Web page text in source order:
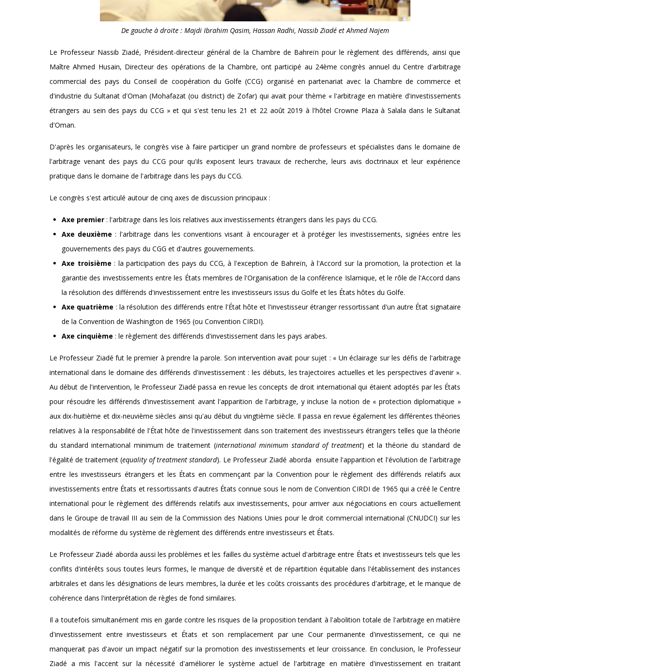
De gauche à droite : Majdi Ibrahim Qasim, Hassan Radhi, Nassib Ziadé et Ahmed Najem
Le Professeur Nassib Ziadé, Président-directeur général de la Chambre de Bahreïn pour le règlement des différends, ainsi que
Maître Ahmed Husain, Directeur des opérations de la Chambre, ont participé au 24ème congrès annuel du Centre d'arbitrage
commercial des pays du Conseil de coopération du Golfe (CCG) organisé en partenariat avec la Chambre de commerce et
d'industrie du Sultanat d'Oman (Mohafazat (ou district) de Zofar) qui avait pour thème « l'arbitrage en matière d'investissements
étrangers au sein des pays du CCG » et qui s'est tenu les 21 et 22 août 2019 à l'hôtel Crowne Plaza à Salala dans le Sultanat
d'Oman.
D'après les organisateurs, le congrès vise à faire participer un grand nombre de professeurs et spécialistes dans le domaine de
l'arbitrage venant des pays du CCG pour qu'ils exposent leurs travaux de recherche, leurs avis doctrinaux et leur expérience
pratique dans le domaine de l'arbitrage dans les pays du CCG.
Le congrès s'est articulé autour de cinq axes de discussion principaux :
Axe premier : l'arbitrage dans les lois relatives aux investissements étrangers dans les pays du CCG.
Axe deuxième : l'arbitrage dans les conventions visant à encourager et à protéger les investissements, signées entre les
gouvernements des pays du CGG et d'autres gouvernements.
Axe troisième : la participation des pays du CCG, à l'exception de Bahreïn, à l'Accord sur la promotion, la protection et la
garantie des investissements entre les États membres de l'Organisation de la conférence Islamique, et le rôle de l'Accord dans
la résolution des différends d'investissement entre les investisseurs issus du Golfe et les États hôtes du Golfe.
Axe quatrième : la résolution des différends entre l'État hôte et l'investisseur étranger ressortissant d'un autre État signataire
de la Convention de Washington de 1965 (ou Convention CIRDI).
Axe cinquième : le règlement des différends d'investissement dans les pays arabes.
Le Professeur Ziadé fut le premier à prendre la parole. Son intervention avait pour sujet : « Un éclairage sur les défis de l'arbitrage
international dans le domaine des différends d'investissement : les débuts, les trajectoires actuelles et les perspectives d'avenir ».
Au début de l'intervention, le Professeur Ziadé passa en revue les concepts de droit international qui étaient adoptés par les États
pour résoudre les différends d'investissement avant l'apparition de l'arbitrage, y incluse la notion de « protection diplomatique »
aux dix-huitième et dix-neuvième siècles ainsi qu'au début du vingtième siècle. Il passa en revue également les différentes théories
relatives à la responsabilité de l'État hôte de l'investissement dans son traitement des investisseurs étrangers telles que la théorie
du standard international minimum de traitement (international minimum standard of treatment) et la théorie du standard de
l'égalité de traitement (equality of treatment standard). Le Professeur Ziadé aborda ensuite l'apparition et l'évolution de l'arbitrage
entre les investisseurs étrangers et les États en commençant par la Convention pour le règlement des différends relatifs aux
investissements entre États et ressortissants d'autres États connue sous le nom de Convention CIRDI de 1965 qui a créé le Centre
international pour le règlement des différends relatifs aux investissements, pour arriver aux négociations en cours actuellement
dans le Groupe de travail III au sein de la Commission des Nations Unies pour le droit commercial international (CNUDCI) sur les
modalités de réforme du système de règlement des différends entre investisseurs et États.
Le Professeur Ziadé aborda aussi les problèmes et les failles du système actuel d'arbitrage entre États et investisseurs tels que les
conflits d'intérêts sous toutes leurs formes, le manque de diversité et de répartition équitable dans l'établissement des instances
arbitrales et dans les désignations de leurs membres, la durée et les coûts croissants des procédures d'arbitrage, et le manque de
cohérence dans l'interprétation de règles de fond similaires.
Il a toutefois simultanément mis en garde contre les risques de la proposition tendant à l'abolition totale de l'arbitrage en matière
d'investissement entre investisseurs et États et son remplacement par une Cour permanente d'investissement, ce qui ne
manquerait pas d'avoir un impact négatif sur la promotion des investissements et leur croissance. En conclusion, le Professeur
Ziadé a mis l'accent sur la nécessité d'améliorer le système actuel de l'arbitrage en matière d'investissement en traitant